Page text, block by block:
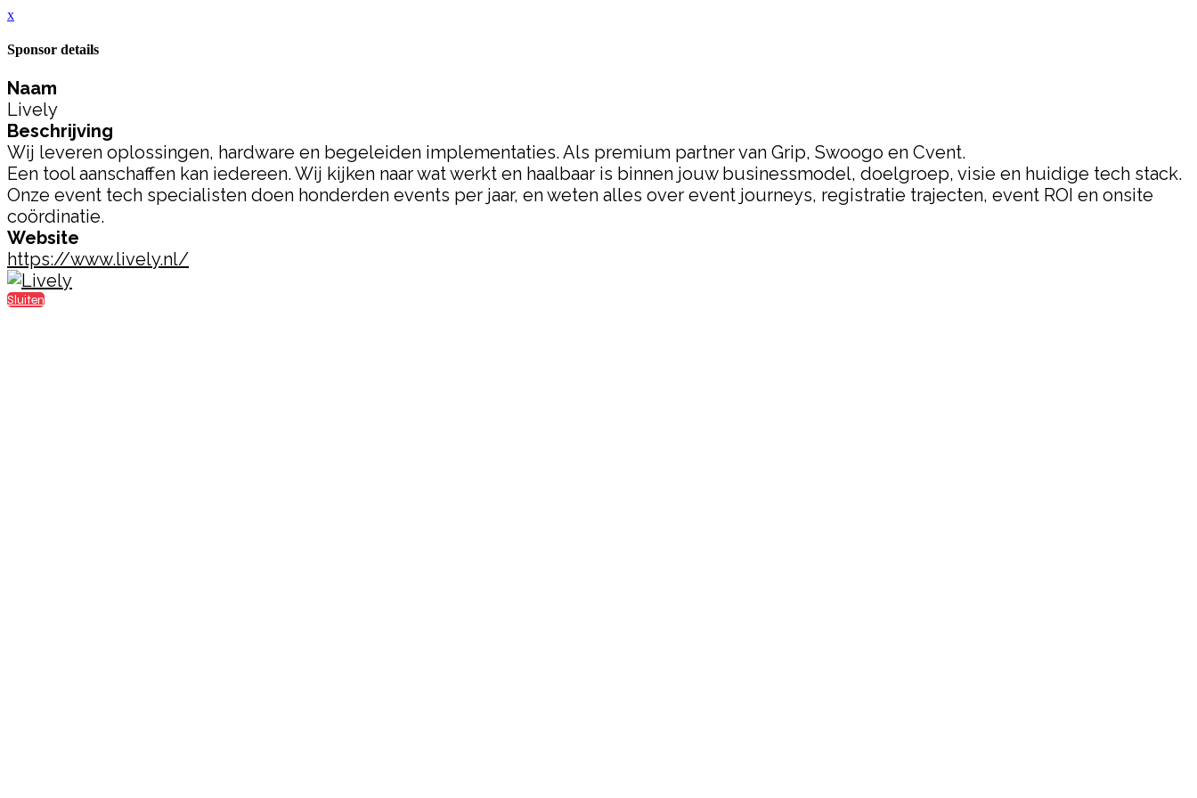
x
Sponsor details
Naam
Lively
Beschrijving
Wij leveren oplossingen, hardware en begeleiden implementaties. Als premium partner van Grip, Swoogo en Cvent.
Een tool aanschaffen kan iedereen. Wij kijken naar wat werkt en haalbaar is binnen jouw businessmodel, doelgroep, visie en huidige tech stack.
Onze event tech specialisten doen honderden events per jaar, en weten alles over event journeys, registratie trajecten, event ROI en onsite
coördinatie.
Website
https://www.lively.nl/
Sluiten